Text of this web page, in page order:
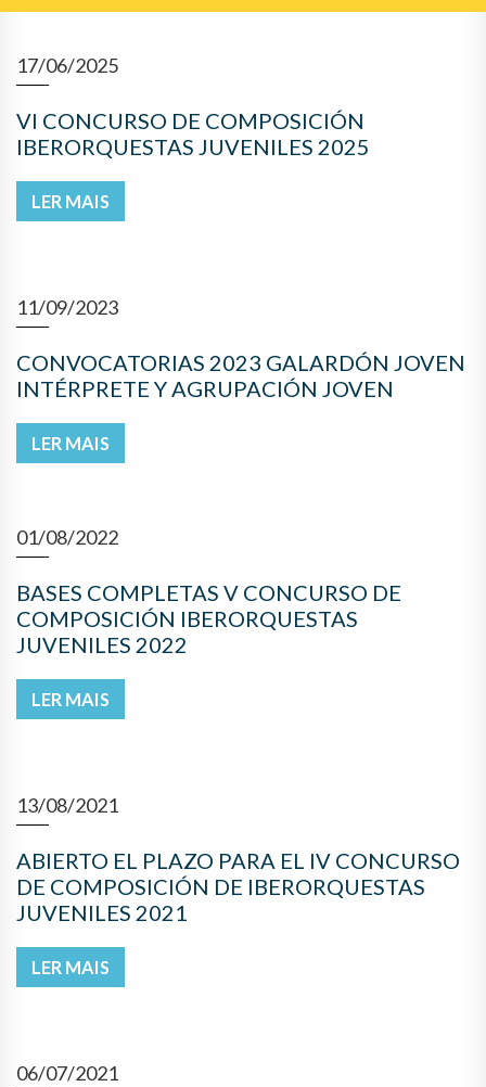
17/06/2025
VI CONCURSO DE COMPOSICIÓN
IBERORQUESTAS JUVENILES 2025
LER MAIS
11/09/2023
CONVOCATORIAS 2023 GALARDÓN JOVEN
INTÉRPRETE Y AGRUPACIÓN JOVEN
LER MAIS
01/08/2022
BASES COMPLETAS V CONCURSO DE
COMPOSICIÓN IBERORQUESTAS
JUVENILES 2022
LER MAIS
13/08/2021
ABIERTO EL PLAZO PARA EL IV CONCURSO
DE COMPOSICIÓN DE IBERORQUESTAS
JUVENILES 2021
LER MAIS
06/07/2021